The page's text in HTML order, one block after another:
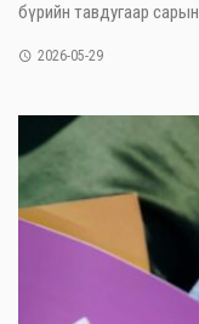
бүрийн тавдугаар
2026-05-29